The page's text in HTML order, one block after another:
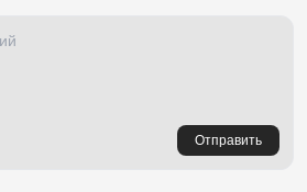
Отправить